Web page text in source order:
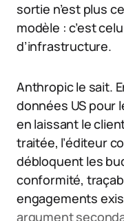
sortie n’est plus
modèle : c’est
d’infrastructure.
Anthropic le sait.
données US pour
en laissant le
traitée, l’éditeur
débloquent les
conformité,
engagements
argument